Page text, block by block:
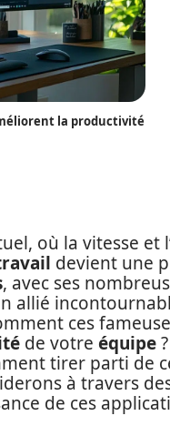
la productivité
où la vitesse et
devient une
, avec ses
allié
ces
de votre équipe
tirer parti de
à travers
de ces